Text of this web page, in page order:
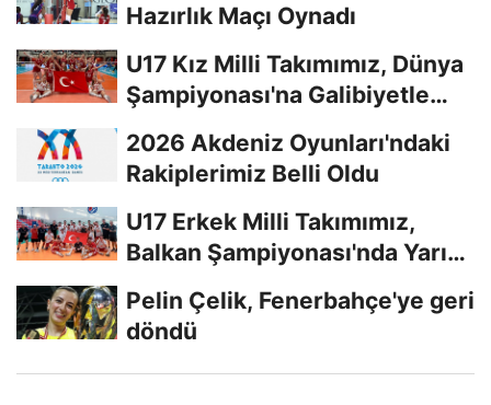
Hazırlık Maçı Oynadı
U17 Kız Milli Takımımız, Dünya
Şampiyonası'na Galibiyetle
2026 Akdeniz Oyunları'ndaki
Rakiplerimiz Belli Oldu
U17 Erkek Milli Takımımız,
Balkan Şampiyonası'nda Yarı
Pelin Çelik, Fenerbahçe'ye geri
döndü